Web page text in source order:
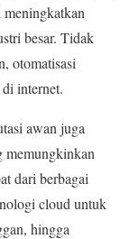
besar. Tidak
otomatisasi
internet.
awan juga
memungkinkan
dari berbagai
cloud untuk
hingga